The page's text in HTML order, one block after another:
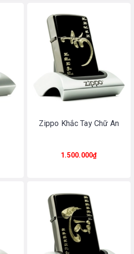
Zippo Khắc Tay Chữ An
1.500.000₫